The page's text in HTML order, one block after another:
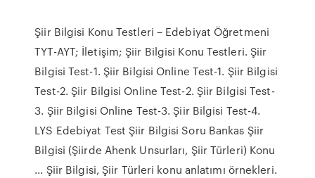
Şiir Bilgisi Konu Testleri – Edebiyat Öğretmeni
TYT-AYT; İletişim; Şiir Bilgisi Konu Testleri. Şiir
Bilgisi Test-1. Şiir Bilgisi Online Test-1. Şiir Bilgisi
Test-2. Şiir Bilgisi Online Test-2. Şiir Bilgisi Test-
3. Şiir Bilgisi Online Test-3. Şiir Bilgisi Test-4.
LYS Edebiyat Test Şiir Bilgisi Soru Bankas Şiir
Bilgisi (Şiirde Ahenk Unsurları, Şiir Türleri) Konu
... Şiir Bilgisi, Şiir Türleri konu anlatımı örnekleri.